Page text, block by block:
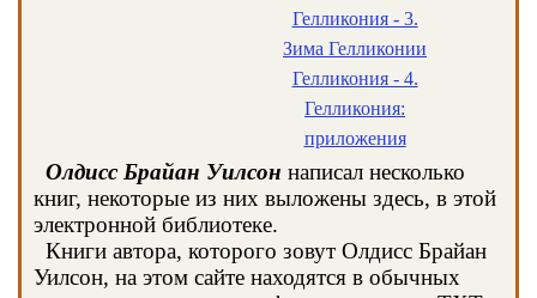
Гелликония - 3.
Зима Гелликонии
Гелликония - 4.
Гелликония:
приложения
Олдисс Брайан Уилсон написал несколько
книг, некоторые из них выложены здесь, в этой
электронной библиотеке.
Книги автора, которого зовут Олдисс Брайан
Уилсон, на этом сайте находятся в обычных